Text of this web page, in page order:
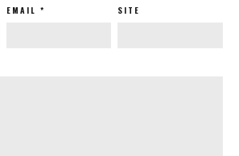
EMAIL * SITE